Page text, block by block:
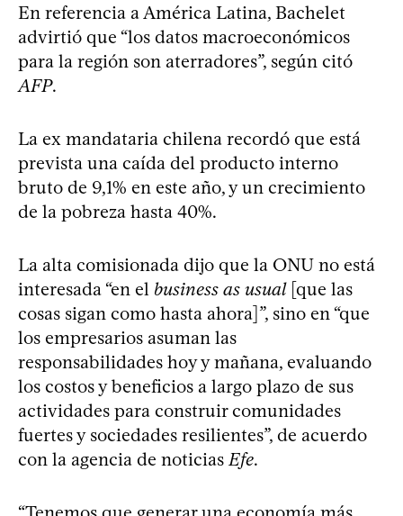
En referencia a América Latina, Bachelet
advirtió que “los datos macroeconómicos
para la región son aterradores”, según citó
AFP.
La ex mandataria chilena recordó que está
prevista una caída del producto interno
bruto de 9,1% en este año, y un crecimiento
de la pobreza hasta 40%.
La alta comisionada dijo que la ONU no está
interesada “en el business as usual[que las
cosas sigan como hasta ahora]”, sino en “que
los empresarios asuman las
responsabilidades hoy y mañana, evaluando
los costos y beneficios a largo plazo de sus
actividades para construir comunidades
fuertes y sociedades resilientes”, de acuerdo
con la agencia de noticias Efe.